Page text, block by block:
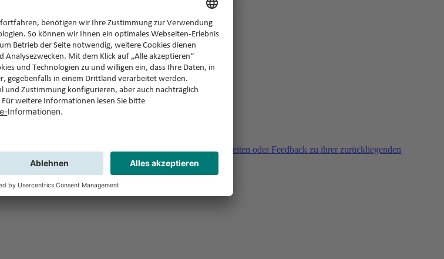
Sie haben Fragen, Unklarheiten oder Feedback zu ihrer zurückliegenden
Buchung?